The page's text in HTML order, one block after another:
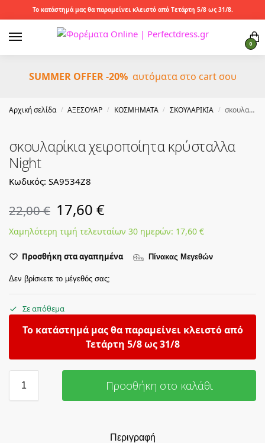
Το κατάστημά μας θα παραμείνει κλειστό από Τετάρτη 5/8 ως 31/8.
0
SUMMER OFFER -20%αυτόματα στο cart σου
Αρχική σελίδα / ΑΞΕΣΟΥΑΡ / ΚΟΣΜΗΜΑΤΑ / ΣΚΟΥΛΑΡΙΚΙΑ / σκουλαρίκια χειροποίητα κρύσταλλα Night
σκουλαρίκια χειροποίητα κρύσταλλα
Night
Κωδικός: SA9534Z8
22,00€ 17,60 €
Χαμηλότερη τιμή τελευταίων 30 ημερών: 17,60 €
Προσθήκη στα αγαπημένα Πίνακας Μεγεθών
Δεν βρίσκετε το μέγεθός σας;
Σε απόθεμα
Το κατάστημά μας θα παραμείνει κλειστό από
Τετάρτη 5/8 ως 31/8
Προσθήκη στο καλάθι
Περιγραφή